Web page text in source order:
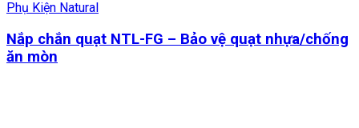
Phụ Kiện Natural
Nắp chắn quạt NTL-FG – Bảo vệ quạt nhựa/chống
ăn mòn